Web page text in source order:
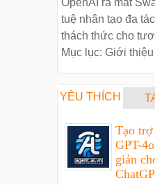
OpenAI ra mắt
tuệ nhân tạo đa
thách thức cho
Mục lục: Giới thiệu
YÊU THÍCH
Tạo
GPT-
giản